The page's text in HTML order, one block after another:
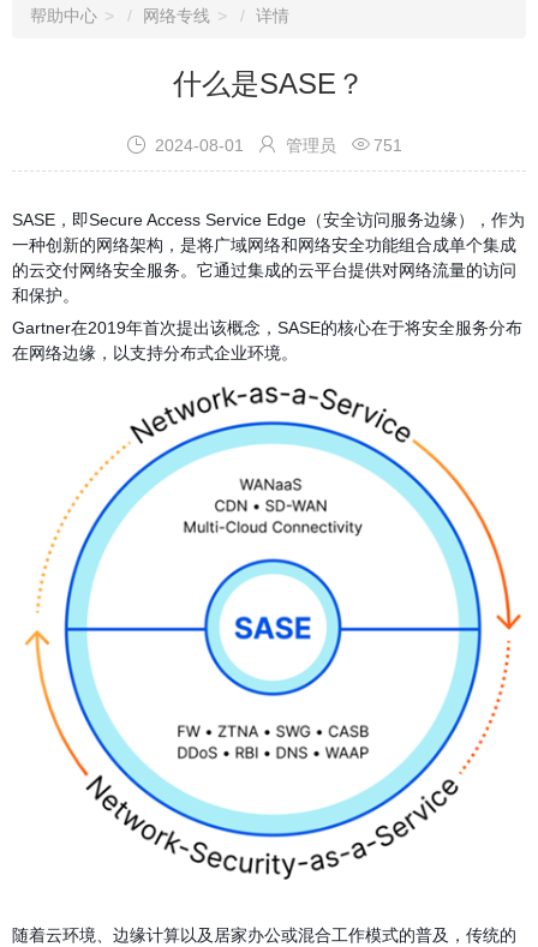
帮助中心 网络专线 详情
什么是SASE？
 2024-08-01  管理员  751
SASE，即Secure Access Service Edge（安全访问服务边缘），作为
一种创新的网络架构，是将广域网络和网络安全功能组合成单个集成
的云交付网络安全服务。它通过集成的云平台提供对网络流量的访问
和保护。
Gartner在2019年首次提出该概念，SASE的核心在于将安全服务分布
在网络边缘，以支持分布式企业环境。
随着云环境、边缘计算以及居家办公或混合工作模式的普及，传统的